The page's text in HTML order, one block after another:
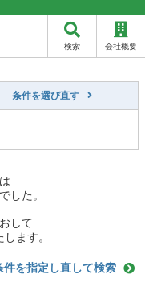
検索 会社概要
条件を選び直す
した。
して
ます。
件を指定し直して検索